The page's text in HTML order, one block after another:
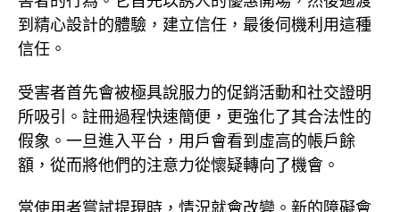
到精心設計的體驗，建立信任，最後伺機利用這種
信任。
受害者首先會被極具說服力的促銷活動和社交證明
所吸引。註冊過程快速簡便，更強化了其合法性的
假象。一旦進入平台，用戶會看到虛高的帳戶餘
額，從而將他們的注意力從懷疑轉向了機會。